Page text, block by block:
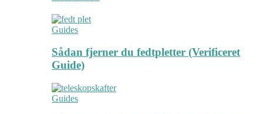
Guides
Sådan fjerner du fedtpletter (Verificeret
Guide)
Guides